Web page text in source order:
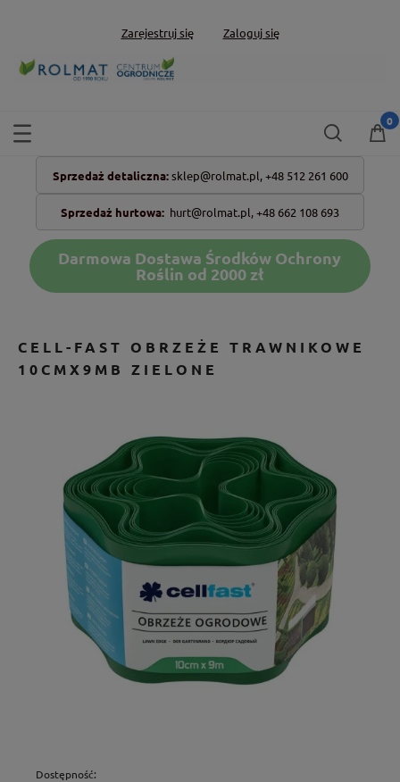
Zarejestruj się Zaloguj się
Sprzedaż detaliczna: sklep@rolmat.pl, +48 512 261 600
Sprzedaż hurtowa: hurt@rolmat.pl,+48 662 108 693
Darmowa Dostawa Środków Ochrony
Roślin od 2000 zł
CELL-FAST OBRZEŻE TRAWNIKOWE
10CMX9MB ZIELONE
Dostępność: